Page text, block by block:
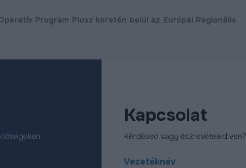
Program Plusz keretén belül az Európai Regionális
Kapcsolat
Kérdésed vagy észrevételed van?
Vezetéknév